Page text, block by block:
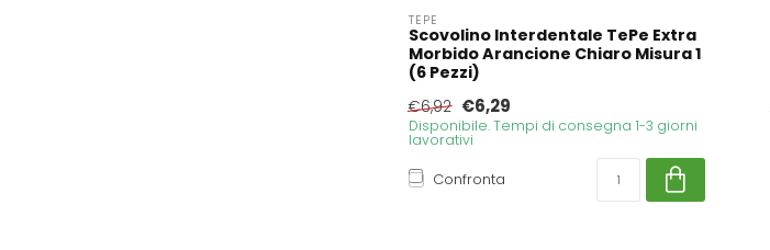
TEPE
Scovolino Interdentale TePe Extra
Morbido Arancione Chiaro Misura 1
(6 Pezzi)
€6,92 €6,29
Disponibile. Tempi di consegna 1-3 giorni
lavorativi
Confronta